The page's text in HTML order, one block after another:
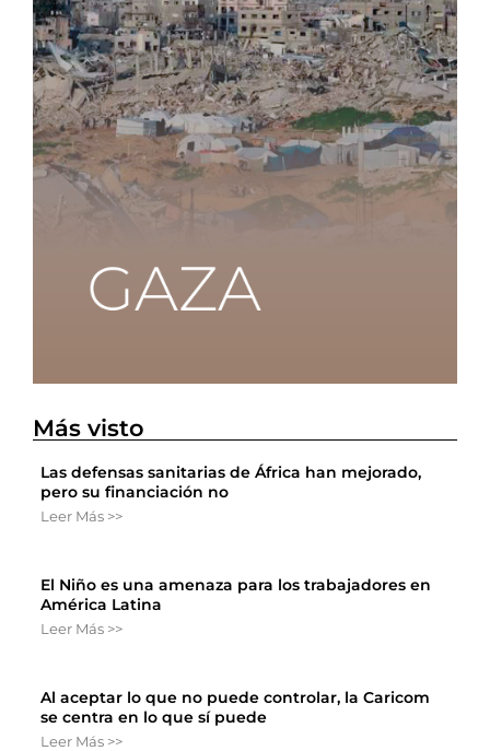
Más visto
Las defensas sanitarias de África han mejorado,
pero su financiación no
Leer Más >>
El Niño es una amenaza para los trabajadores en
América Latina
Leer Más >>
Al aceptar lo que no puede controlar, la Caricom
se centra en lo que sí puede
Leer Más >>